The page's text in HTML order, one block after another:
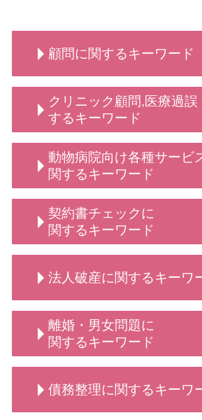
顧問に関するキーワード
給食費 滞納
弁護士 顧問
債権回収 弁護士
顧問 事業主
定款変更 手続き
顧問弁護士 デメリット
顧問弁護士 法人
顧問 契約
弁護士 顧問契約 メリット
顧問弁護士 事業主
顧問 法人契約
顧問弁護士 メリット
学校 いじめ 対応
保護者クレーム 理不尽
法人 弁護士 顧問
診療 拒否
企業法務 とは
クリニック顧問,医療過誤
するキーワード
不当解雇 とは
従業員 解雇
動物病院向け各種サービ
関するキーワード
動物病院向け各種サービス
動物病院側・獣医師側 法律
動物病院向け 弁護士
弁護士 相談 獣医師側
弁護士 相談 動物病院側
法律相談 動物病院向け各種
動物病院向け 弁護士 サービ
動物病院 トラブル
弁護士 誹謗中傷対策
契約書チェックに
関するキーワード
契約書 書き方 弁護士
弁護士 契約書サポート
契約交渉 契約書作成等 弁護
依頼 契約書サポート
秘密保持契約書 従業員
契約書 リーガルチェック
法人破産に関するキーワ
法人破産 費用がない
手続き 法人破産
法人破産 代表者
法人破産とは
離婚・男女問題に
関するキーワード
養育費 平均
養育費 いつまで
債務整理に関するキーワ